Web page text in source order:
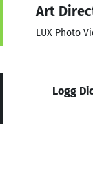
Art
LUX Photo
Logg